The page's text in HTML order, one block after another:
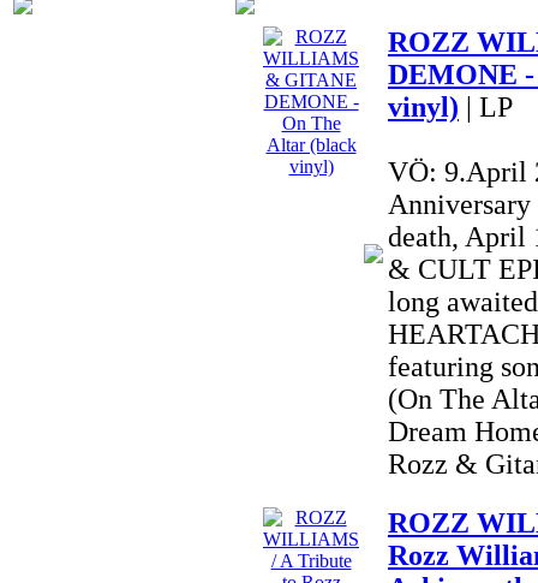
ROZZ
DEMONE
vinyl) | LP
VÖ: 9.April
death, April
& CULT
long
featuring
(On The
Dream
Rozz &
ROZZ
Rozz